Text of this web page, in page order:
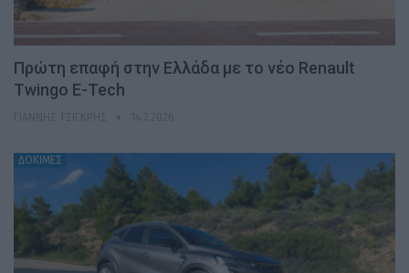
Πρώτη επαφή στην Ελλάδα με το νέο Renault
Twingo E-Tech
ΔΟΚΙΜΕΣ